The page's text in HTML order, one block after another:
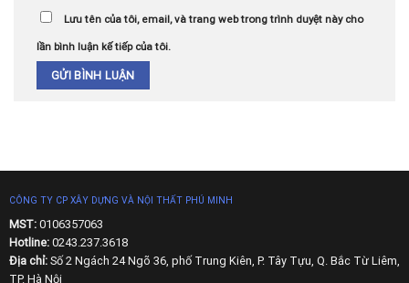
Lưu tên của tôi, email, và trang web trong trình duyệt này cho
lần bình luận kế tiếp của tôi.
CÔNG TY CP XÂY DỰNG VÀ NỘI THẤT PHÚ MINH
MST: 0106357063
Hotline:0243.237.3618
Địa chỉ:Số 2 Ngách 24 Ngõ 36, phố Trung Kiên, P. Tây Tựu, Q. Bắc Từ Liêm,
TP. Hà Nội